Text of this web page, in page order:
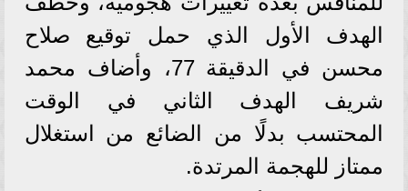
الهدف الأول الذي حمل توقيع صلاح
محسن في الدقيقة 77، وأضاف محمد
شريف الهدف الثاني في الوقت
المحتسب بدلًا من الضائع من استغلال
ممتاز للهجمة المرتدة.